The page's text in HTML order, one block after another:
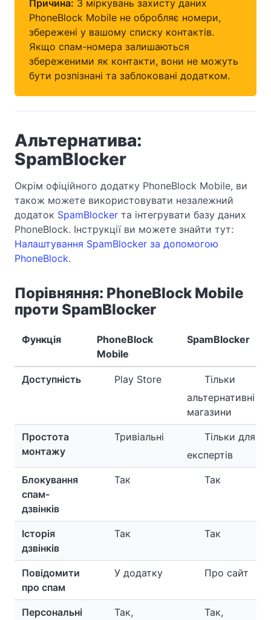
Причина: З міркувань захисту даних
PhoneBlock Mobile не обробляє номери,
збережені у вашому списку контактів.
Якщо спам-номера залишаються
збереженими як контакти, вони не можуть
бути розпізнані та заблоковані додатком.
Альтернатива:
SpamBlocker
Окрім офіційного додатку PhoneBlock Mobile, ви
також можете використовувати незалежний
додаток SpamBlocker та інтегрувати базу даних
PhoneBlock. Інструкції ви можете знайти тут:
Налаштування SpamBlocker за допомогою
PhoneBlock.
Порівняння: PhoneBlock Mobile
проти SpamBlocker
Функція
PhoneBlock
Mobile
SpamBlocker
Доступність Play Store
Тільки
альтернативні
магазини
Простота
монтажу
Тривіальні
Тільки для
експертів
Блокування
спам-
дзвінків
Так Так
Історія
дзвінків
Так Так
Повідомити
про спам
У додатку Про сайт
Персональні
Так,
Так,